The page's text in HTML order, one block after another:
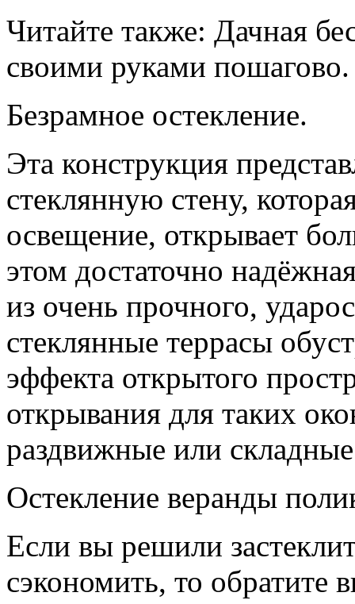
Читайте также: Дачная
своими руками пошагово.
Безрамное остекление.
Эта конструкция
стеклянную стену,
освещение, открывает
этом достаточно
из очень прочного,
стеклянные террасы
эффекта открытого
открывания для таких
раздвижные или
Остекление веранды
Если вы решили
сэкономить, то обратите